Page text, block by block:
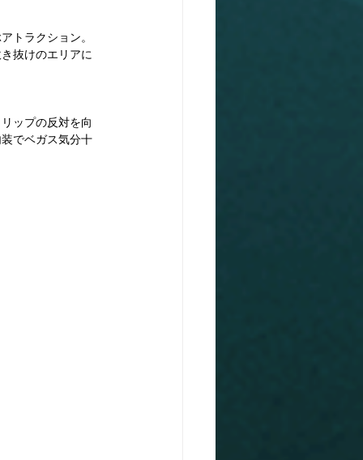
トラクション。
抜けのエリアに
ップの反対を向
でベガス気分十